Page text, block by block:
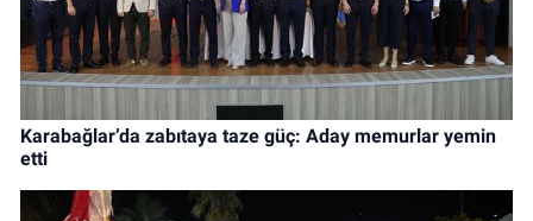
Karabağlar’da zabıtaya taze güç: Aday memurlar yemin
etti